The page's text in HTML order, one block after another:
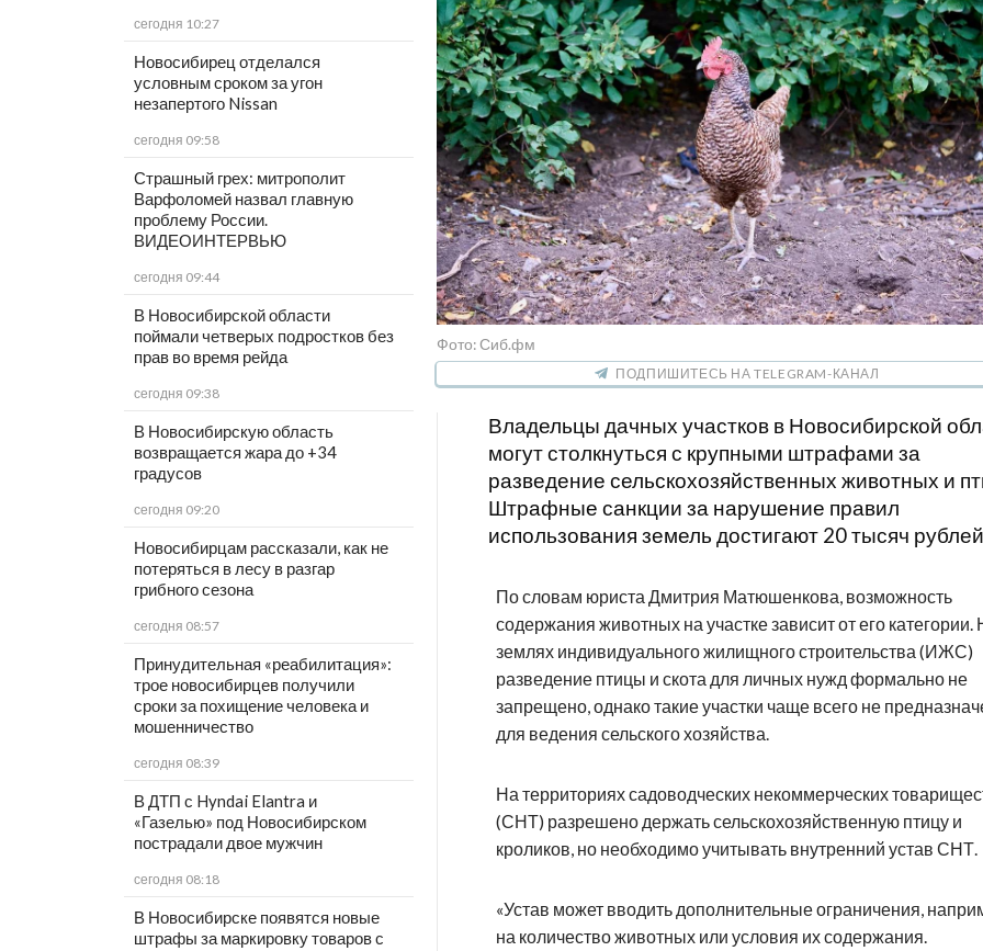
сегодня 10:27
Новосибирец отделался
условным сроком за угон
незапертого Nissan
сегодня 09:58
Страшный грех: митрополит
Варфоломей назвал главную
проблему России.
ВИДЕОИНТЕРВЬЮ
сегодня 09:44
В Новосибирской области
поймали четверых подростков без
прав во время рейда
сегодня 09:38
В Новосибирскую область
возвращается жара до +34
градусов
сегодня 09:20
Новосибирцам рассказали, как не
потеряться в лесу в разгар
грибного сезона
сегодня 08:57
Принудительная «реабилитация»:
трое новосибирцев получили
сроки за похищение человека и
мошенничество
сегодня 08:39
В ДТП с Hyndai Elantra и
«Газелью» под Новосибирском
пострадали двое мужчин
сегодня 08:18
В Новосибирске появятся новые
штрафы за маркировку товаров с
Фото: Сиб.фм
ПОДПИШИТЕСЬ НА TELEGRAM-КАНАЛ
Владельцы дачных участков в Новосибирской
могут столкнуться с крупными штрафами за
разведение сельскохозяйственных животных и
Штрафные санкции за нарушение правил
использования земель достигают 20 тысяч
По словам юриста Дмитрия Матюшенкова, возможность
содержания животных на участке зависит от его категории.
землях индивидуального жилищного строительства (ИЖС)
разведение птицы и скота для личных нужд формально не
запрещено, однако такие участки чаще всего не
для ведения сельского хозяйства.
На территориях садоводческих некоммерческих
(СНТ) разрешено держать сельскохозяйственную птицу и
кроликов, но необходимо учитывать внутренний устав СНТ.
«Устав может вводить дополнительные ограничения,
на количество животных или условия их содержания.